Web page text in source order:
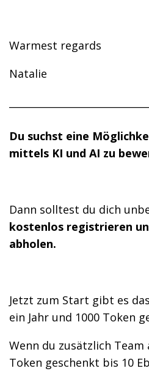
Warmest regards
Natalie
Du suchst eine
mittels KI und AI zu
Dann solltest du dich
kostenlos registrieren
abholen.
Jetzt zum Start gibt es
ein Jahr und 1000 Token
Wenn du zusätzlich
Token geschenkt bis 10